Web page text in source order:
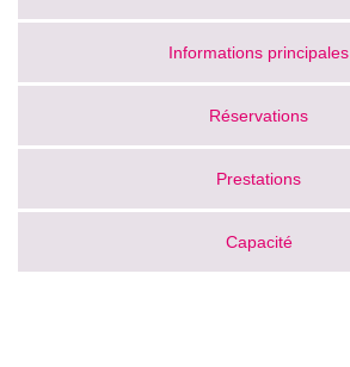
Informations principales
Réservations
Prestations
Capacité